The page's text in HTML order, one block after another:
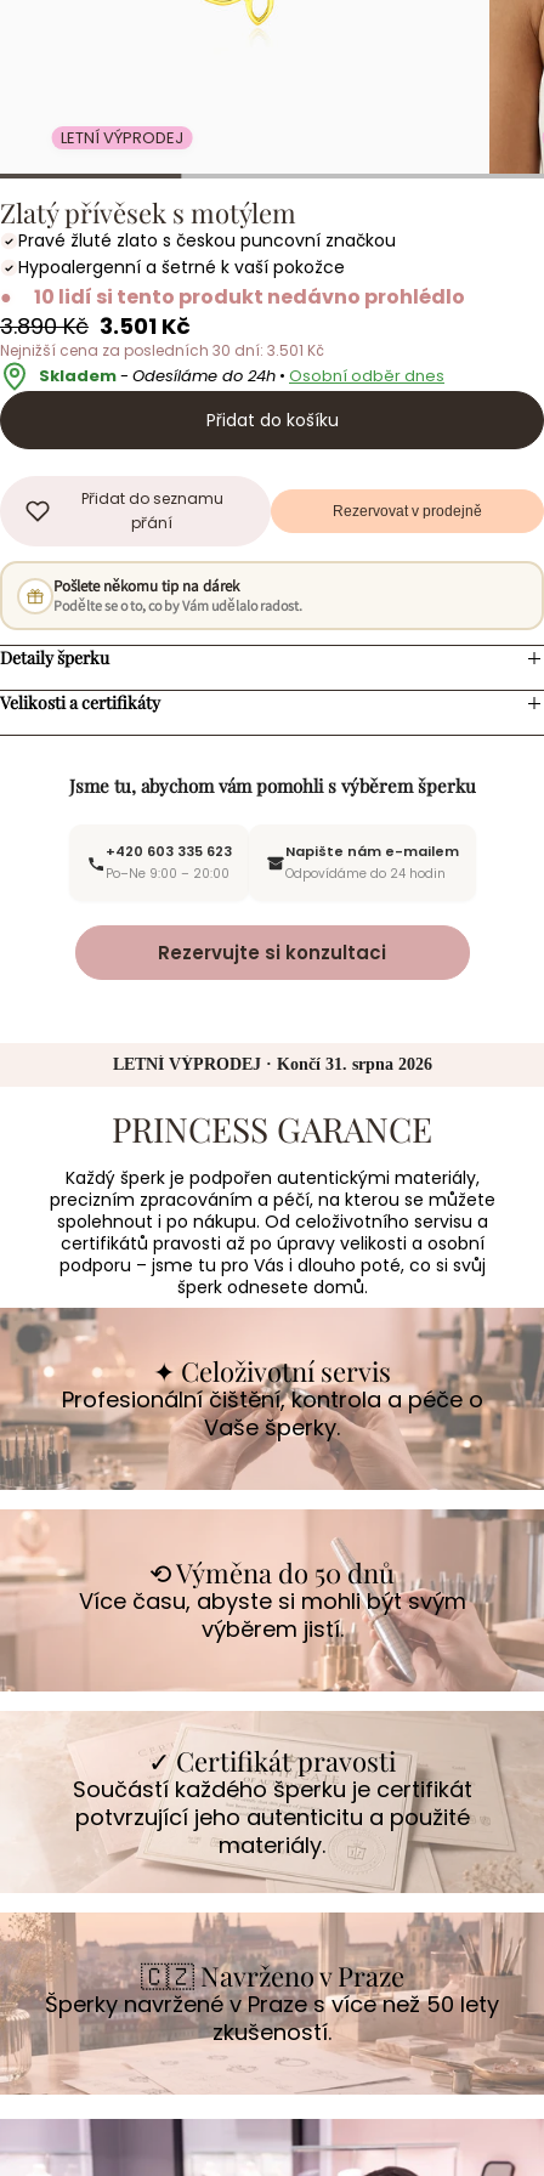
LETNÍ VÝPRODEJ
Zlatý přívěsek s motýlem
Pravé žluté zlato s českou puncovní značkou
Hypoalergenní a šetrné k vaší pokožce
● 10 lidí si tento produkt nedávno prohlédlo
Běžná
cena
3.890 Kč Akční
cena
3.501 Kč
Nejnižší cena za posledních 30 dní: 3.501 Kč
Skladem- Odesíláme do 24h • Osobní odběr dnes
Přidat do košíku
Přidat do seznamu
přání
Rezervovat v prodejně
Pošlete někomu tip na dárek
Podělte se o to, co by Vám udělalo radost.
Detaily šperku
Velikosti a certifikáty
Jsme tu, abychom vám pomohli s výběrem šperku
+420 603 335 623
Po–Ne 9:00 – 20:00
Napište nám e-mailem
Odpovídáme do 24 hodin
Rezervujte si konzultaci
LETNÍ VÝPRODEJ · Končí 31. srpna 2026
PRINCESS GARANCE
Každý šperk je podpořen autentickými materiály,
precizním zpracováním a péčí, na kterou se můžete
spolehnout i po nákupu. Od celoživotního servisu a
certifikátů pravosti až po úpravy velikosti a osobní
podporu – jsme tu pro Vás i dlouho poté, co si svůj
šperk odnesete domů.
✦ Celoživotní servis
Profesionální čištění, kontrola a péče o
Vaše šperky.
⟲ Výměna do 50 dnů
Více času, abyste si mohli být svým
výběrem jistí.
✓ Certifikát pravosti
Součástí každého šperku je certifikát
potvrzující jeho autenticitu a použité
materiály.
🇨🇿 Navrženo v Praze
Šperky navržené v Praze s více než 50 lety
zkušeností.